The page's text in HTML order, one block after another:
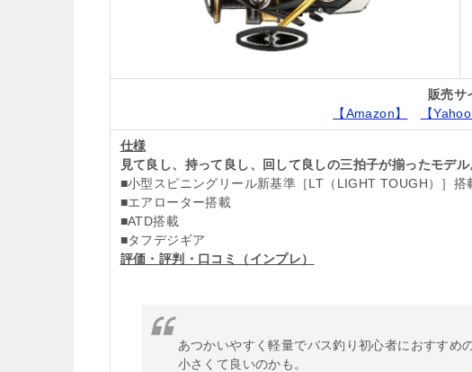
販売サ
【Amazon】
【Yahoo
仕様
見て良し、持って良し、回して良しの三拍子が揃ったモデル
■小型スピニングリール新基準［LT（LIGHT TOUGH）］搭
■エアローター搭載
■ATD搭載
■タフデジギア
評価・評判・口コミ（インプレ）
あつかいやすく軽量でバス釣り初心者におすすめ
小さくて良いのかも。